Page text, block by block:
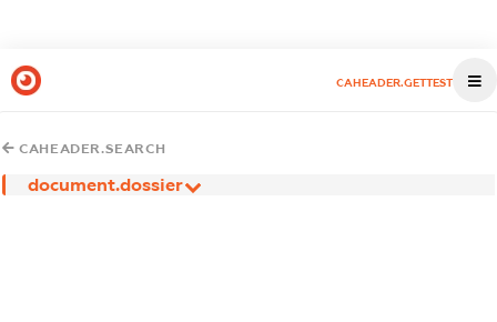
CAHEADER.GETTEST
CAHEADER.SEARCH
document.dossier